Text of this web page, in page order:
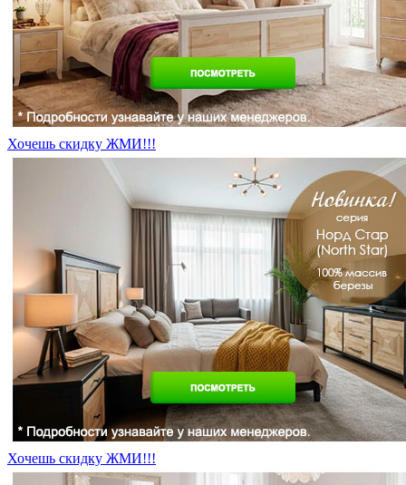
Хочешь скидку ЖМИ!!!
Хочешь скидку ЖМИ!!!